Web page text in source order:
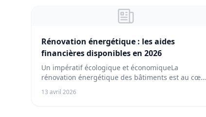
Rénovation énergétique : les aides
financières disponibles en 2026
Un impératif écologique et économiqueLa
rénovation énergétique des bâtiments est au cœur
de la strat...
13 avril 2026